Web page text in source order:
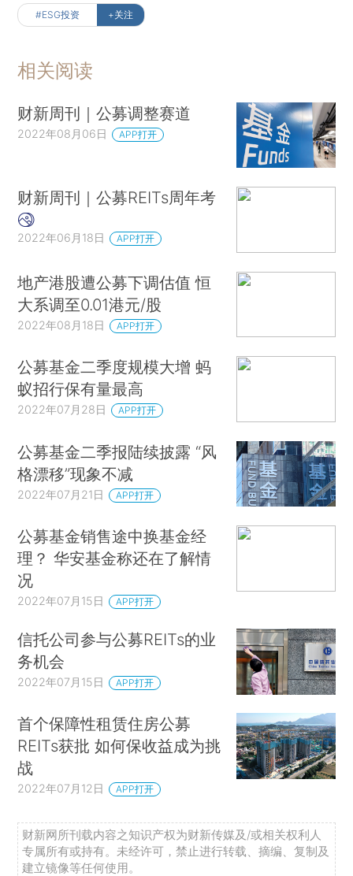
#ESG投资 +关注
相关阅读
财新周刊｜公募调整赛道
2022年08月06日 APP打开
财新周刊｜公募REITs周年考
2022年06月18日 APP打开
地产港股遭公募下调估值 恒
大系调至0.01港元/股
2022年08月18日 APP打开
公募基金二季度规模大增 蚂
蚁招行保有量最高
2022年07月28日 APP打开
公募基金二季报陆续披露 “风
格漂移”现象不减
2022年07月21日 APP打开
公募基金销售途中换基金经
理？ 华安基金称还在了解情
况
2022年07月15日 APP打开
信托公司参与公募REITs的业
务机会
2022年07月15日 APP打开
首个保障性租赁住房公募
REITs获批 如何保收益成为挑
战
2022年07月12日 APP打开
财新网所刊载内容之知识产权为财新传媒及/或相关权利人
专属所有或持有。未经许可，禁止进行转载、摘编、复制及
建立镜像等任何使用。